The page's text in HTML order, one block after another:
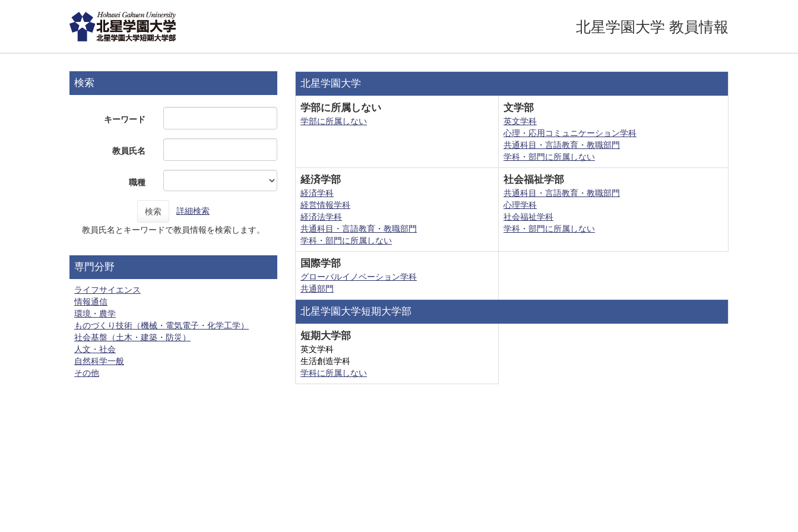
北星学園大学 教員情報
検索
キーワード
教員氏名
職種
検索 詳細検索
教員氏名とキーワードで教員情報を検索します。
専門分野
ライフサイエンス
情報通信
環境・農学
ものづくり技術（機械・電気電子・化学工学）
社会基盤（土木・建築・防災）
人文・社会
自然科学一般
その他
北星学園大学
学部に所属しない
学部に所属しない
文学部
英文学科
心理・応用コミュニケーション学科
共通科目・言語教育・教職部門
学科・部門に所属しない
経済学部
経済学科
経営情報学科
経済法学科
共通科目・言語教育・教職部門
学科・部門に所属しない
社会福祉学部
共通科目・言語教育・教職部門
心理学科
社会福祉学科
学科・部門に所属しない
国際学部
グローバルイノベーション学科
共通部門
北星学園大学短期大学部
短期大学部
英文学科
生活創造学科
学科に所属しない